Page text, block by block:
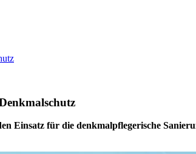
Einsatz für die denkmalpflegerische